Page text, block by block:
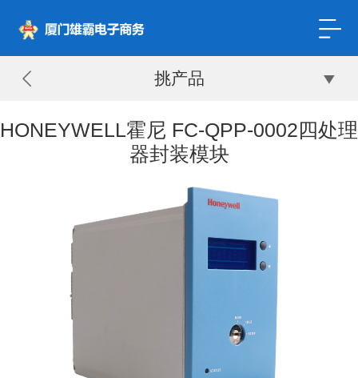
挑产品
HONEYWELL霍尼 FC-QPP-0002四处理
器封装模块